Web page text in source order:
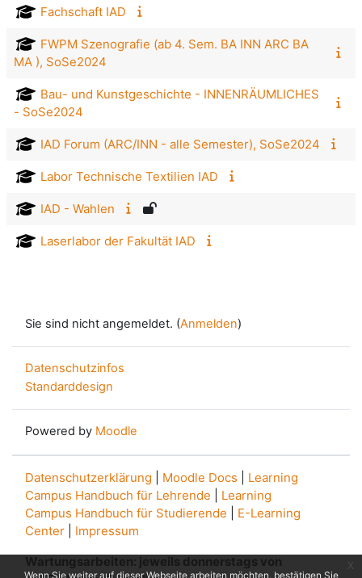
Wenn Sie weiter auf dieser Webseite arbeiten möchten, bestätigen Sie
Fachschaft IAD
FWPM Szenografie (ab 4. Sem. BA INN ARC BA
MA ), SoSe2024
Bau- und Kunstgeschichte - INNENRÄUMLICHES
- SoSe2024
IAD Forum (ARC/INN - alle Semester), SoSe2024
Labor Technische Textilien IAD
IAD - Wahlen
Laserlabor der Fakultät IAD
Sie sind nicht angemeldet. (Anmelden)
Datenschutzinfos
Standarddesign
Powered by Moodle
Datenschutzerklärung Moodle Docs
Learning
Campus Handbuch für Lehrende
Learning
Campus Handbuch für Studierende
E-Learning
Center
Impressum
Wartungsarbeiten: jeweils donnerstags von